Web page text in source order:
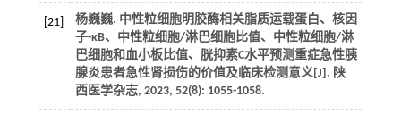
[21]
杨巍巍. 中性粒细胞明胶酶相关脂质运载蛋白、核因
子-κB、中性粒细胞/淋巴细胞比值、中性粒细胞/淋
巴细胞和血小板比值、胱抑素C水平预测重症急性胰
腺炎患者急性肾损伤的价值及临床检测意义[J]. 陕
西医学杂志, 2023, 52(8): 1055-1058.